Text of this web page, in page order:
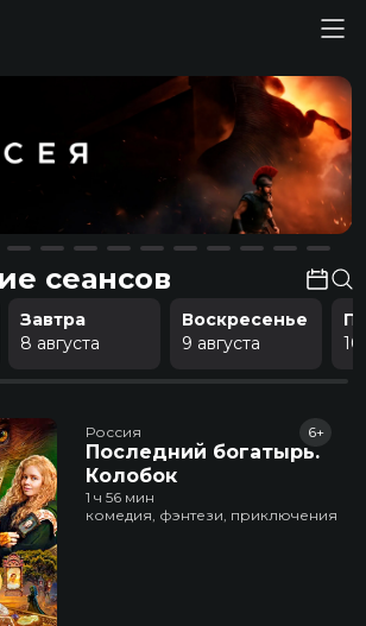
сеансов
Завтра
8 августа
Воскресенье
9 августа
10
Россия
Последний богатырь.
Колобок
6+
1 ч 56 мин
комедия, фэнтези, приключения